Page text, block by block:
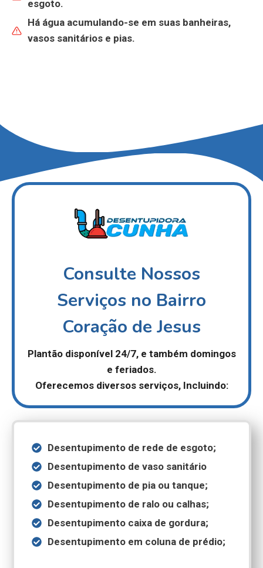
esgoto.
Há água acumulando-se em suas banheiras,
vasos sanitários e pias.
Consulte Nossos
Serviços no Bairro
Coração de Jesus
Plantão disponível 24/7,e também domingos
e feriados.
Oferecemos diversos serviços, Incluindo:
Desentupimento de rede de esgoto;
Desentupimento de vaso sanitário
Desentupimento de pia ou tanque;
Desentupimento de ralo ou calhas;
Desentupimento caixa de gordura;
Desentupimento em coluna de prédio;